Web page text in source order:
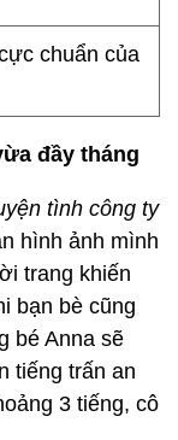
chuẩn của
đầy tháng
tình công ty
hình ảnh mình
trang khiến
bạn bè cũng
bé Anna sẽ
tiếng trấn an
3 tiếng, cô